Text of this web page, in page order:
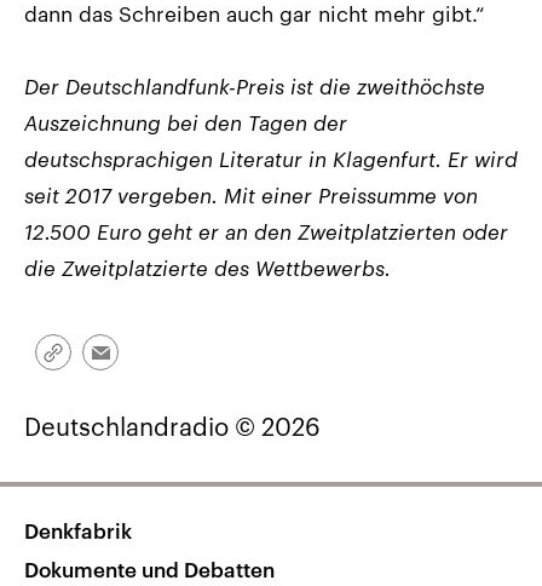
dann das Schreiben auch gar nicht mehr gibt.“
Der Deutschlandfunk-Preis ist die zweithöchste
Auszeichnung bei den Tagen der
deutschsprachigen Literatur in Klagenfurt. Er wird
seit 2017 vergeben. Mit einer Preissumme von
12.500 Euro geht er an den Zweitplatzierten oder
die Zweitplatzierte des Wettbewerbs.
Link
Email
Deutschlandradio © 2026
Denkfabrik
Dokumente und Debatten